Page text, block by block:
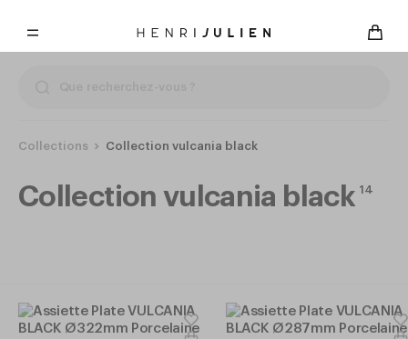
Collections Collection vulcania black
Collection vulcania black 14